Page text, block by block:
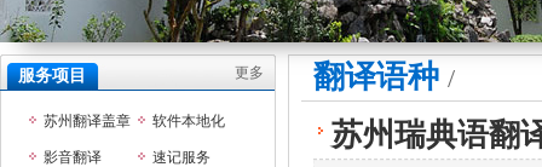
翻译语种 /
苏州瑞典语翻
服务项目 更多
苏州翻译盖章 软件本地化
影音翻译 速记服务